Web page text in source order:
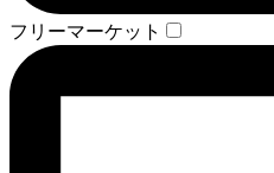
フリーマーケット